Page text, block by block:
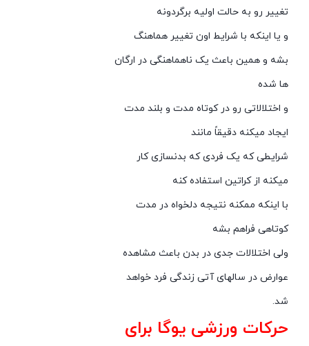
تغییر رو به حالت اولیه برگردونه
و یا اینکه با شرایط اون تغییر هماهنگ
بشه و همین باعث یک ناهماهنگی در ارگان
ها شده
و اختلالاتی رو در کوتاه مدت و بلند مدت
ایجاد میکنه دقیقاً مانند
شرایطی که یک فردی که بدنسازی کار
میکنه از کراتین استفاده کنه
با اینکه ممکنه نتیجه دلخواه در مدت
کوتاهی فراهم بشه
ولی اختلالات جدی در بدن باعث مشاهده
عوارض در سالهای آتی زندگی فرد خواهد
شد.
حرکات ورزشی یوگا برای